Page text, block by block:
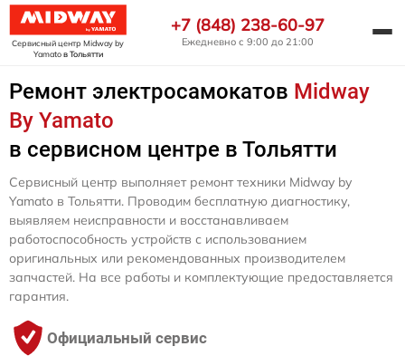
Сервисный центр Midway by
Yamatoв Тольятти
+7 (848) 238-60-97
Ежедневно с 9:00 до 21:00
Ремонт электросамокатов Midway
By Yamato
в сервисном центре в Тольятти
Сервисный центр выполняет ремонт техники Midway by
Yamato в Тольятти. Проводим бесплатную диагностику,
выявляем неисправности и восстанавливаем
работоспособность устройств с использованием
оригинальных или рекомендованных производителем
запчастей. На все работы и комплектующие предоставляется
гарантия.
Официальный сервис